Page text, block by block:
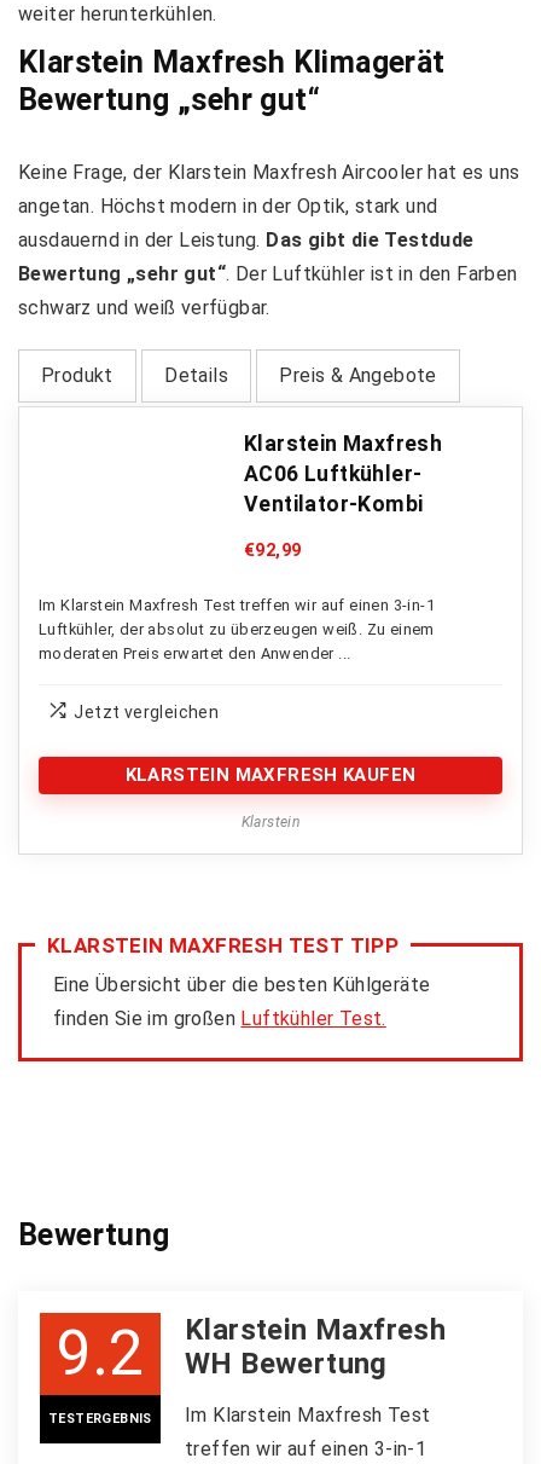
weiter herunterkühlen.
Klarstein Maxfresh Klimagerät
Bewertung „sehr gut“
Keine Frage, der Klarstein Maxfresh Aircooler hat es uns
angetan. Höchst modern in der Optik, stark und
ausdauernd in der Leistung. Das gibt die Testdude
Bewertung „sehr gut“. Der Luftkühler ist in den Farben
schwarz und weiß verfügbar.
Produkt Details Preis & Angebote
Klarstein Maxfresh
AC06 Luftkühler-
Ventilator-Kombi
€92,99
Im Klarstein Maxfresh Test treffen wir auf einen 3-in-1
Luftkühler, der absolut zu überzeugen weiß. Zu einem
moderaten Preis erwartet den Anwender ...
Jetzt vergleichen
KLARSTEIN MAXFRESH KAUFEN
Klarstein
KLARSTEIN MAXFRESH TEST TIPP
Eine Übersicht über die besten Kühlgeräte
finden Sie im großen Luftkühler Test.
Bewertung
9.2
TESTERGEBNIS
Klarstein Maxfresh
WH Bewertung
Im Klarstein Maxfresh Test
treffen wir auf einen 3-in-1